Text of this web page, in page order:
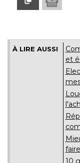
À LIRE AUSSI
et
10